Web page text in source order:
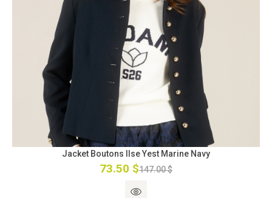
Jacket Boutons Ilse Yest Marine Navy
73.50 $147.00 $